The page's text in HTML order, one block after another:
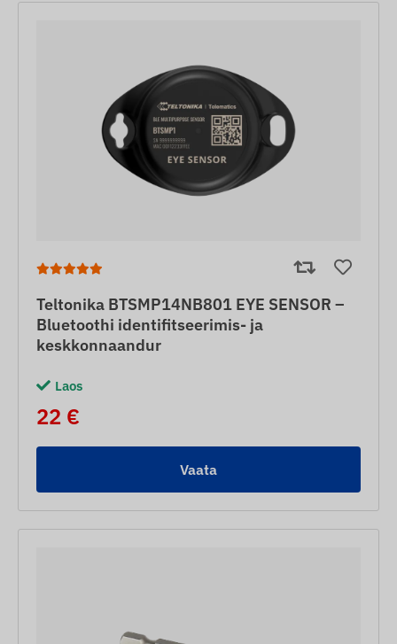
Teltonika BTSMP14NB801 EYE SENSOR –
Bluetoothi identifitseerimis- ja
keskkonnaandur
Laos
22 €
Vaata